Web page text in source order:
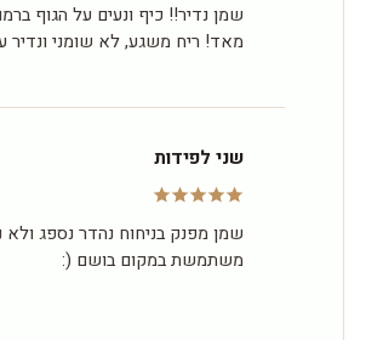
שמן נדיר!! כיף ונעים על הגוף
מאד! ריח משגע, לא שומני ונדיר
שני לפידות
שמן מפנק בניחוח נהדר נספג
משתמשת במקום בושם (: